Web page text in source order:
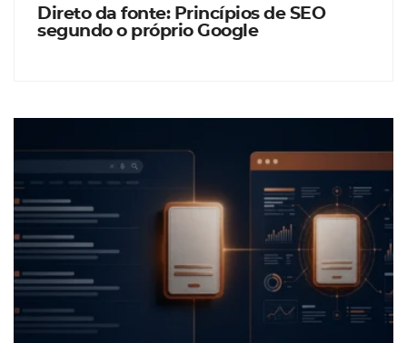
Direto da fonte: Princípios de SEO
segundo o próprio Google